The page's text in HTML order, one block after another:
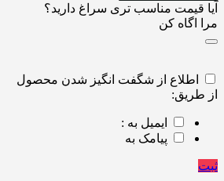
آیا قیمت مناسب تری سراغ دارید؟
مرا اگاه کن
اطلاع از شگفت انگیز شدن محصول
از طریق:
ایمیل به :
پیامک به
ثبت